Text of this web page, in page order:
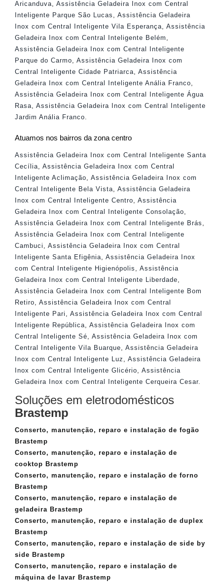
Aricanduva, Assistência Geladeira Inox com Central
Inteligente Parque São Lucas , Assistência Geladeira
Inox com Central Inteligente Vila Esperança, Assistência
Geladeira Inox com Central Inteligente Belém ,
Assistência Geladeira Inox com Central Inteligente
Parque do Carmo, Assistência Geladeira Inox com
Central Inteligente Cidade Patriarca, Assistência
Geladeira Inox com Central Inteligente Anália Franco,
Assistência Geladeira Inox com Central Inteligente Água
Rasa, Assistência Geladeira Inox com Central Inteligente
Jardim Anália Franco.
Atuamos nos bairros da zona centro
Assistência Geladeira Inox com Central Inteligente Santa
Cecília
Assistência Geladeira Inox com Central
Inteligente Aclimação
Assistência Geladeira Inox com
Central Inteligente Bela Vista
Assistência Geladeira
Inox com Central Inteligente Centro
Assistência
Geladeira Inox com Central Inteligente Consolação
Assistência Geladeira Inox com Central Inteligente Brás
Assistência Geladeira Inox com Central Inteligente
Cambuci
Assistência Geladeira Inox com Central
Inteligente Santa Efigênia
Assistência Geladeira Inox
com Central Inteligente Higienópolis
Assistência
Geladeira Inox com Central Inteligente Liberdade
Assistência Geladeira Inox com Central Inteligente Bom
Retiro
Assistência Geladeira Inox com Central
Inteligente Pari
Assistência Geladeira Inox com Central
Inteligente República
Assistência Geladeira Inox com
Central Inteligente Sé
Assistência Geladeira Inox com
Central Inteligente Vila Buarque
Assistência Geladeira
Inox com Central Inteligente Luz
Assistência Geladeira
Inox com Central Inteligente Glicério
Assistência
Geladeira Inox com Central Inteligente Cerqueira Cesar.
Soluções em eletrodomésticos
Brastemp
Conserto, manutenção, reparo e instalação de fogão
Brastemp
Conserto, manutenção, reparo e instalação de
cooktop Brastemp
Conserto, manutenção, reparo e instalação de forno
Brastemp
Conserto, manutenção, reparo e instalação de
geladeira Brastemp
Conserto, manutenção, reparo e instalação de duplex
Brastemp
Conserto, manutenção, reparo e instalação de side by
side Brastemp
Conserto, manutenção, reparo e instalação de
máquina de lavar Brastemp